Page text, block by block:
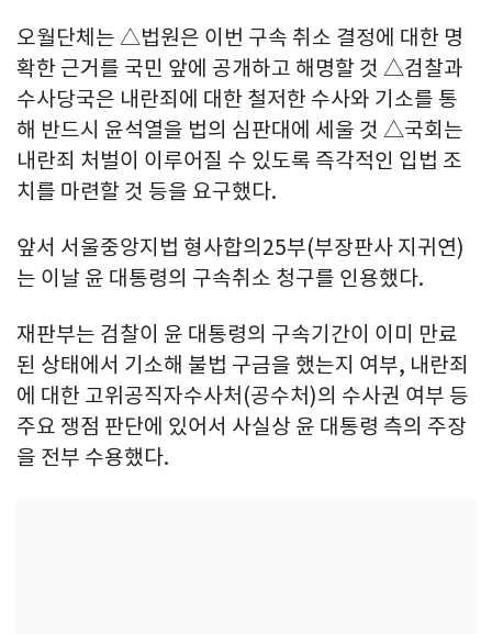
오월단체는 △법원은 이번 구속 취소 결정에 대한 명
확한 근거를 국민 앞에 공개하고 해명할 것 △검찰과
수사당국은 내란죄에 대한 철저한 수사와 기소를 통
해 반드시 윤석열을 법의 심판대에 세울 것 △국회는
내란죄 처벌이 이루어질 수 있도록 즉각적인 입법 조
치를 마련할 것 등을 요구했다.
앞서 서울중앙지법 형사합의25부(부장판사 지귀연)
는 이날 윤 대통령의 구속취소 청구를 인용했다.
재판부는 검찰이 윤 대통령의 구속기간이 이미 만료
된 상태에서 기소해 불법 구금을 했는지 여부, 내란죄
에 대한 고위공직자수사처(공수처)의 수사권 여부 등
주요 쟁점 판단에 있어서 사실상 윤 대통령 측의 주장
을 전부 수용했다.